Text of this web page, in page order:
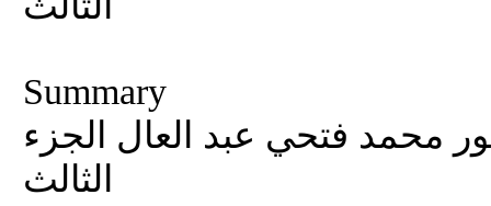
Summary
محمد فتحي عبد العال الجزء
الثالث